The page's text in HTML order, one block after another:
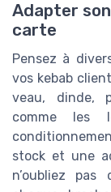
Adapter
carte
Pensez à
vos kebab
veau, dinde,
comme les
stock et une
n’oubliez